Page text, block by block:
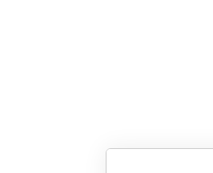
うです。新しい